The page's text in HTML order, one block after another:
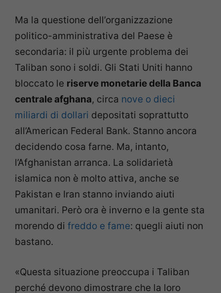
Ma la questione dell’organizzazione
politico-amministrativa del Paese è
secondaria: il più urgente problema dei
Taliban sono i soldi. Gli Stati Uniti hanno
bloccato le riserve monetarie della Banca
centrale afghana, circa nove o dieci
miliardi di dollari depositati soprattutto
all’American Federal Bank. Stanno ancora
decidendo cosa farne. Ma, intanto,
l’Afghanistan arranca. La solidarietà
islamica non è molto attiva, anche se
Pakistan e Iran stanno inviando aiuti
umanitari. Però ora è inverno e la gente sta
morendo di freddo e fame: quegli aiuti non
bastano.
«Questa situazione preoccupa i Taliban
perché devono dimostrare che la loro